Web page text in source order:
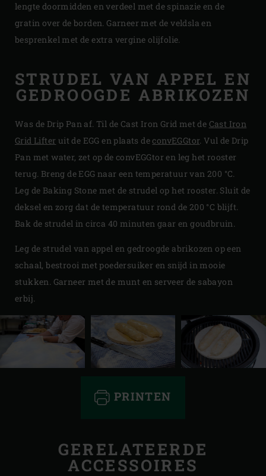
lengte doormidden en verdeel met de spinazie en de
gratin over de borden. Garneer met de veldsla en
besprenkel met de extra vergine olijfolie.
STRUDEL VAN APPEL EN
GEDROOGDE ABRIKOZEN
Was de Drip Pan af. Til de Cast Iron Grid met de Cast Iron
Grid Lifter uit de EGG en plaats deconvEGGtor. Vul de Drip
Pan met water, zet op de convEGGtor en leg het rooster
terug. Breng de EGG naar een temperatuur van 200 °C.
Leg de Baking Stone met de strudel op het rooster. Sluit de
deksel en zorg dat de temperatuur rond de 200 °C blijft.
Bak de strudel in circa 40 minuten gaar en goudbruin.
Leg de strudel van appel en gedroogde abrikozen op een
schaal, bestrooi met poedersuiker en snijd in mooie
stukken. Garneer met de munt en serveer de sabayon
erbij.
PRINTEN
GERELATEERDE
ACCESSOIRES